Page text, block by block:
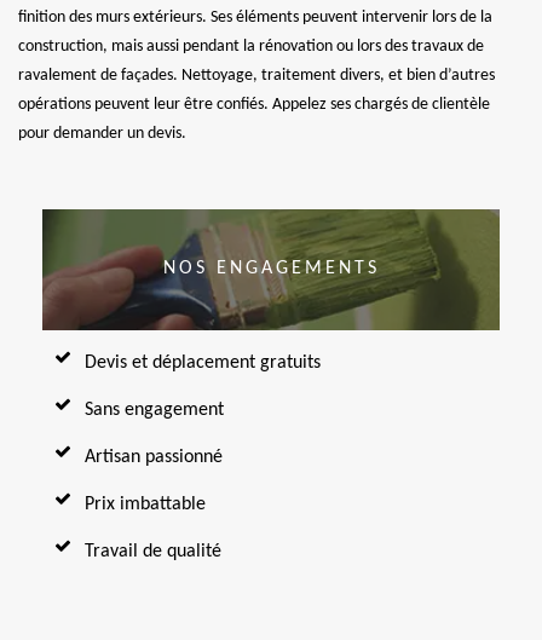
finition des murs extérieurs. Ses éléments peuvent intervenir lors de la
construction, mais aussi pendant la rénovation ou lors des travaux de
ravalement de façades. Nettoyage, traitement divers, et bien d’autres
opérations peuvent leur être confiés. Appelez ses chargés de clientèle
pour demander un devis.
NOS ENGAGEMENTS
Devis et déplacement gratuits
Sans engagement
Artisan passionné
Prix imbattable
Travail de qualité